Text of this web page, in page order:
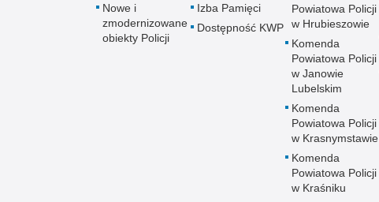
Nowe i
zmodernizowane
obiekty Policji
Izba Pamięci
Dostępność KWP
Powiatowa Policji
w Hrubieszowie
Komenda
Powiatowa Policji
w Janowie
Lubelskim
Komenda
Powiatowa Policji
w Krasnymstawie
Komenda
Powiatowa Policji
w Kraśniku